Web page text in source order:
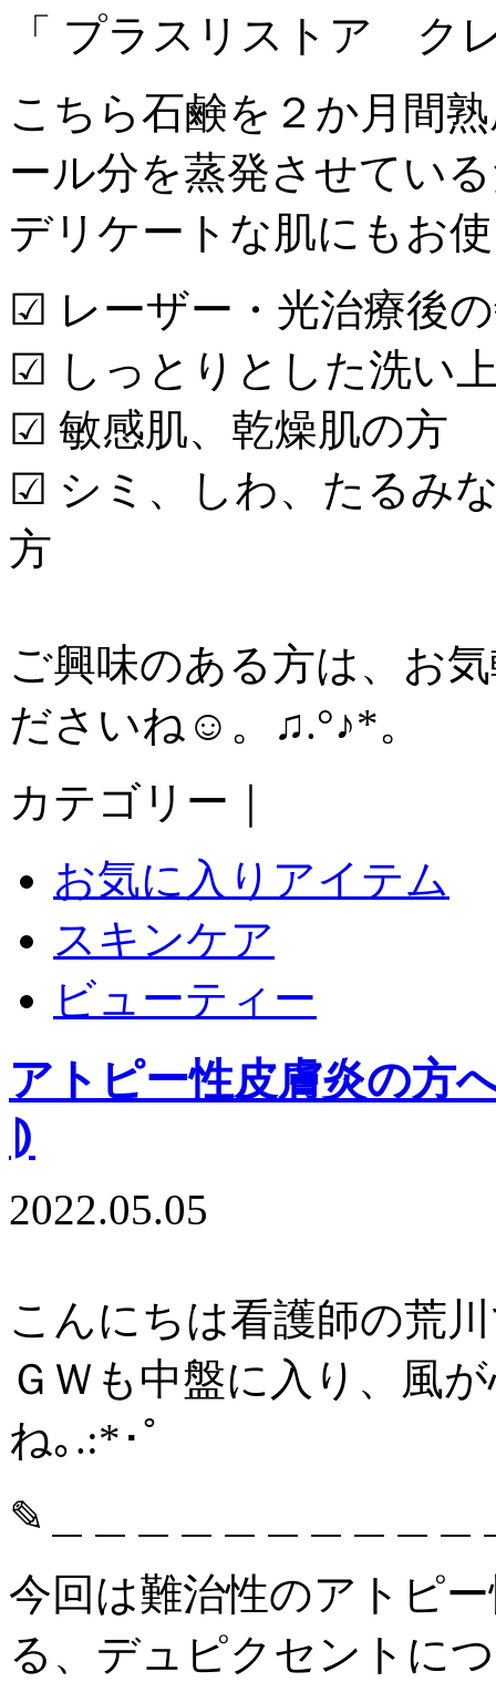
「 プラスリストア ク
こちら石鹸を２か月間
ール分を蒸発させてい
デリケートな肌にもお
☑︎ レーザー・光治療後
☑︎ しっとりとした洗い
☑︎ 敏感肌、乾燥肌の方
☑︎ シミ、しわ、たるみ
方
ご興味のある方は、お
ださいね☺️。♫.°♪*。
カテゴリー｜
お気に入りアイテム
スキンケア
ビューティー
アトピー性皮膚炎の方
⦈
2022.05.05
こんにちは看護師の荒川
ＧＷも中盤に入り、風
ね｡.:*･ﾟ
✎︎＿＿＿＿＿＿＿＿＿＿
今回は難治性のアトピ
る、デュピクセントに